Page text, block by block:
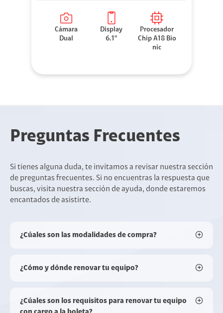
Cámara
Dual
Display
6.1"
Procesador
Chip A18 Bio
nic
Preguntas Frecuentes
Si tienes alguna duda, te invitamos a revisar nuestra sección
de preguntas frecuentes. Si no encuentras la respuesta que
buscas, visita nuestra sección de ayuda, donde estaremos
encantados de asistirte.
¿Cúales son las modalidades de compra?
¿Cómo y dónde renovar tu equipo?
¿Cúales son los requisitos para renovar tu equipo